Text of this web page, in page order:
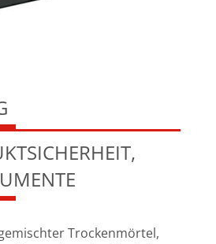
Trockenmörtel,